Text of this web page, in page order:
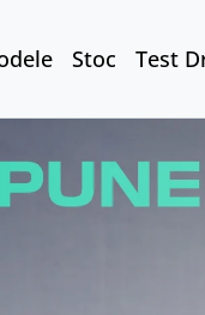
Stoc Test